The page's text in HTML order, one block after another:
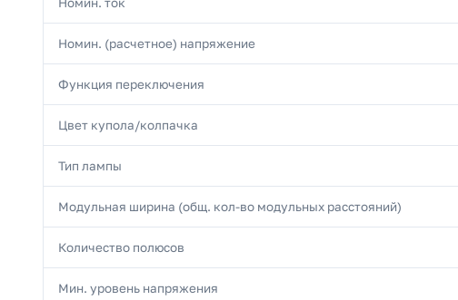
Номин. (расчетное) напряжение
Функция переключения
Цвет купола/колпачка
Тип лампы
Модульная ширина (общ. кол-во модульных расстояний)
Количество полюсов
Мин. уровень напряжения